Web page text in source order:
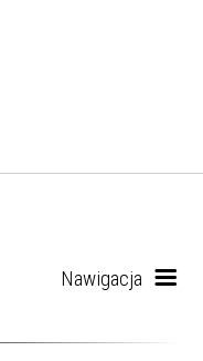
Nawigacja